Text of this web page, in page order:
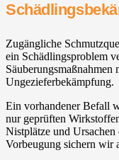
Zugängliche
ein Schädlingsproblem
Ungezieferbekämpfung.
Ein vorhandener Befall
nur geprüften
Nistplätze und
Vorbeugung sichern wir